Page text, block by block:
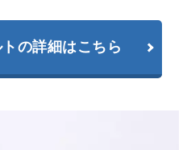
の詳細はこちら